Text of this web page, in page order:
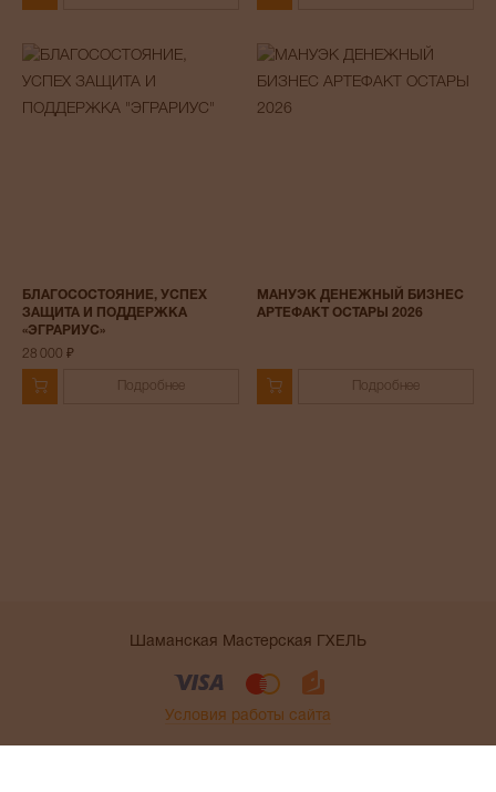
БЛАГОСОСТОЯНИЕ, УСПЕХ
ЗАЩИТА И ПОДДЕРЖКА
«ЭГРАРИУС»
28 000 ₽
Подробнее
МАНУЭК ДЕНЕЖНЫЙ БИЗНЕС
АРТЕФАКТ ОСТАРЫ 2026
Подробнее
Шаманская Мастерская ГХЕЛЬ
Условия работы сайта